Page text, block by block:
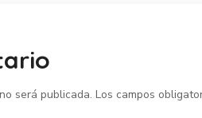
será publicada. Los campos